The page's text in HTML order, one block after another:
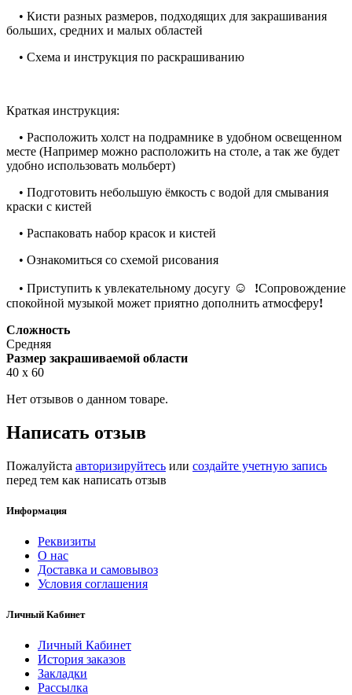
• Кисти разных размеров, подходящих для закрашивания
больших, средних и малых областей
• Схема и инструкция по раскрашиванию
Краткая инструкция:
• Расположить холст на подрамнике в удобном освещенном
месте (Например можно расположить на столе, а так же будет
удобно использовать мольберт)
• Подготовить небольшую ёмкость с водой для смывания
краски с кистей
• Распаковать набор красок и кистей
• Ознакомиться со схемой рисования
• Приступить к увлекательному досугу ☺ !Сопровождение
спокойной музыкой может приятно дополнить атмосферу!
Сложность
Средняя
Размер закрашиваемой области
40 x 60
Нет отзывов о данном товаре.
Написать отзыв
Пожалуйста авторизируйтесь или создайте учетную запись
перед тем как написать отзыв
Информация
Реквизиты
О нас
Доставка и самовывоз
Условия соглашения
Личный Кабинет
Личный Кабинет
История заказов
Закладки
Рассылка